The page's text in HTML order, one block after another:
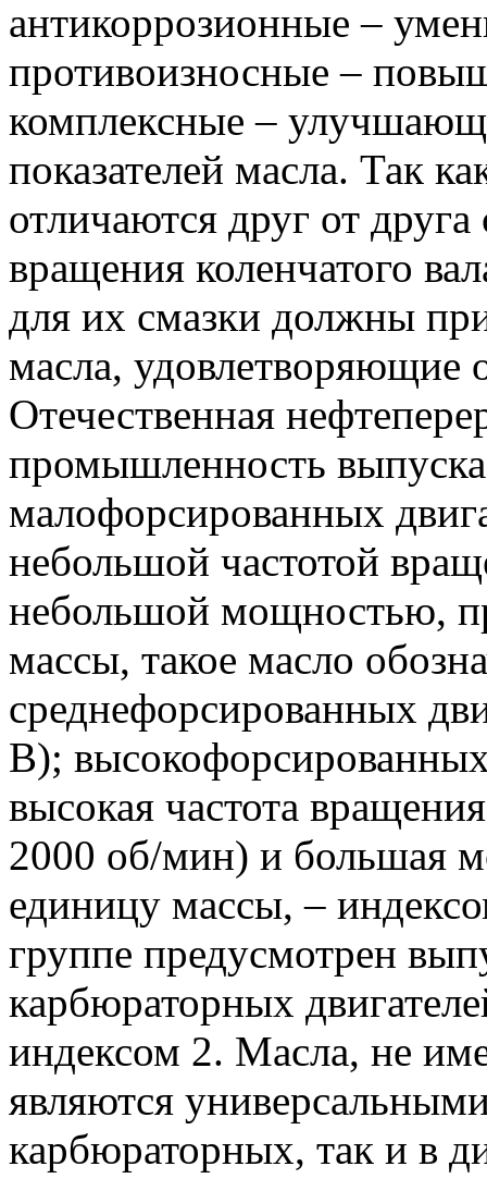
антикоррозионные –
противоизносные –
комплексные –
показателей масла. Так
отличаются друг от
вращения коленчатого
для их смазки должны
масла, удовлетворяющие
Отечественная
промышленность
малофорсированных
небольшой частотой
небольшой мощностью,
массы, такое масло
среднефорсированных
В);
высокая частота
2000 об/мин) и большая
единицу массы, –
группе предусмотрен
карбюраторных
индексом 2. Масла, не
являются
карбюраторных, так и в